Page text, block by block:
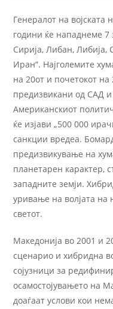
Генералот на војската
години ќе нападнеме 7
Сирија, Либан, Либија,
Иран“. Најголемите
на 20от и почетокот на
предизвикани од САД и
Американскиот
ќе изјави „500 000
санкции вредеа.
предизвикување на
планетарен карактер,
западните земји.
уривање на волјата на
светот.
Македонија во 2001 и
сценарио и хибридна
сојузници за
осамостојувањето на
доаѓаат услови кои